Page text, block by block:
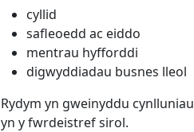
cyllid
safleoedd ac eiddo
mentrau hyfforddi
digwyddiadau busnes lleol
Rydym yn gweinyddu
yn y fwrdeistref sirol.